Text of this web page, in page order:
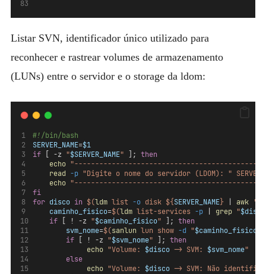
Listar SVN, identificador único utilizado para
reconhecer e rastrear volumes de armazenamento
(LUNs) entre o servidor e o storage da ldom:
#!/bin/bash
SERVER_NAME=$1
if [ -z "$SERVER_NAME" ]; then
echo
read -p "Digite o nome do servidor (LDOM): "
echo
fi
for disco in $(ldm list -o disk ${SERVER_NAME} awk
caminho_fisico=$(ldm list-services -p grep "$disco
if [ ! -z "$caminho_fisico" ]; then
svm_nome=$(sanlun lun show -d "$caminho_fisico
if [ ! -z "$svm_nome" ]; then
echo "Volume: $disco -> SVM: $svm_nome"
else
echo "Volume: $disco -> SVM: Não